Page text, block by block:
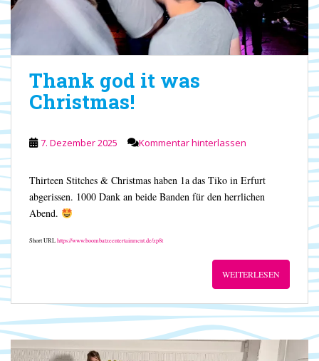
Thank god it was
Christmas!
7. Dezember 2025 Kommentar hinterlassen
Thirteen Stitches & Christmas haben 1a das Tiko in Erfurt
abgerissen. 1000 Dank an beide Banden für den herrlichen
Abend.
Short URLhttps://www.boombatzeentertainment.de/zp8t
WEITERLESEN